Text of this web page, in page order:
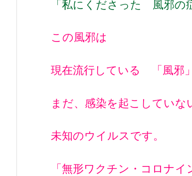
「私にくださった 風邪の
この風邪は
現在流行している 「風邪
まだ、感染を起こしてい
未知のウイルスです。
「無形ワクチン・コロナイ